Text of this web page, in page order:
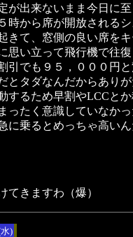
が出来ないまま今日に
時から席が開放される
きて、窓側の良い席を
思い立って飛行機で往
引でも９５，０００円
とタダなんだからあり
するため早割やLCCと
ったく意識していなか
に乗るとめっちゃ高い
てきますわ（爆）
)